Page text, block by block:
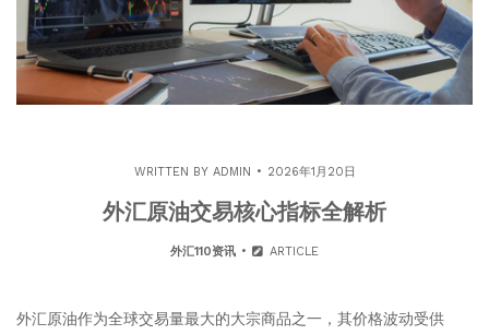
WRITTEN BY ADMIN 2026年1月20日
外汇原油交易核心指标全解析
外汇110资讯 ARTICLE
外汇原油作为全球交易量最大的大宗商品之一，其价格波动受供